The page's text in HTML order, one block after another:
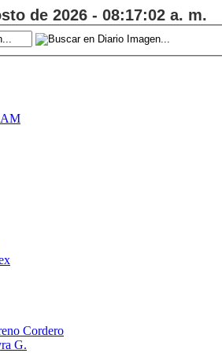
de 2026 - 08:17:03 a. m.
Cordero
G.